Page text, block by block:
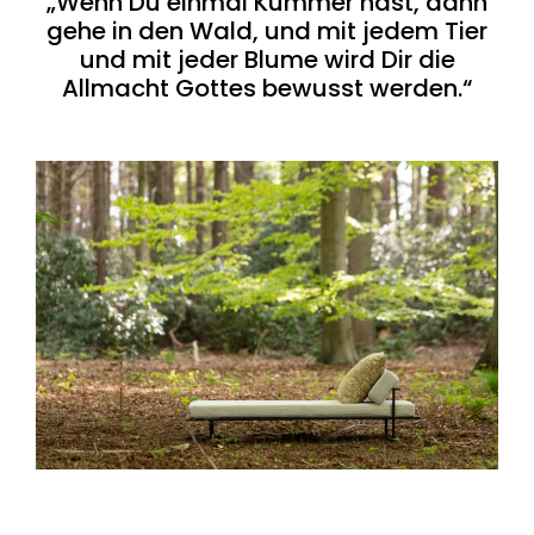
gehe in den Wald, und mit jedem Tier
und mit jeder Blume wird Dir die
Allmacht Gottes bewusst werden.“